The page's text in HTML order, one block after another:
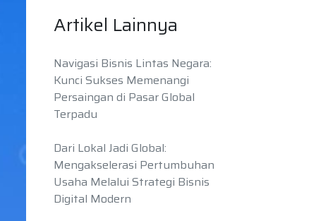
Artikel Lainnya
Navigasi Bisnis Lintas Negara:
Kunci Sukses Memenangi
Persaingan di Pasar Global
Terpadu
Dari Lokal Jadi Global:
Mengakselerasi Pertumbuhan
Usaha Melalui Strategi Bisnis
Digital Modern